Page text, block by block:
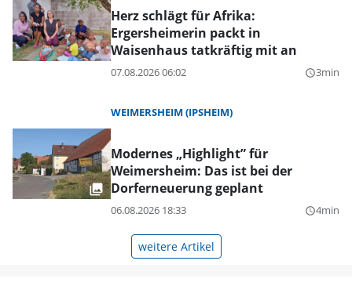
Herz schlägt für Afrika:
Ergersheimerin packt in
Waisenhaus tatkräftig mit an
07.08.2026 06:02 query_builder3min
WEIMERSHEIM (IPSHEIM)
Modernes „Highlight” für
Weimersheim: Das ist bei der
Dorferneuerung geplant
06.08.2026 18:33 query_builder4min
weitere Artikel